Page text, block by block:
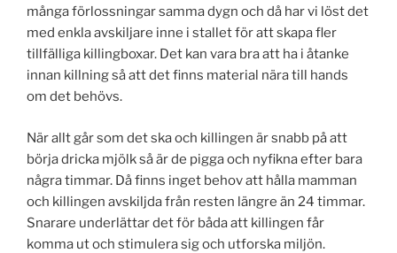
många förlossningar samma dygn och då har vi löst det
med enkla avskiljare inne i stallet för att skapa fler
tillfälliga killingboxar. Det kan vara bra att ha i åtanke
innan killning så att det finns material nära till hands
om det behövs.
När allt går som det ska och killingen är snabb på att
börja dricka mjölk så är de pigga och nyfikna efter bara
några timmar. Då finns inget behov att hålla mamman
och killingen avskiljda från resten längre än 24 timmar.
Snarare underlättar det för båda att killingen får
komma ut och stimulera sig och utforska miljön.